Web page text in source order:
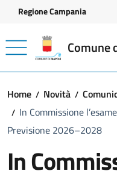
Vai ai contenuti
Vai al footer
Regione Campania
Comune
Home Novità
In Commissione
Previsione 2026–2028
In